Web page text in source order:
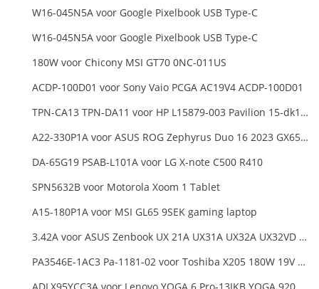
W16-045N5A voor Google Pixelbook USB Type-C
W16-045N5A voor Google Pixelbook USB Type-C
180W voor Chicony MSI GT70 0NC-011US
ACDP-100D01 voor Sony Vaio PCGA AC19V4 ACDP-100D01
TPN-CA13 TPN-DA11 voor HP L15879-003 Pavilion 15-dk1000
A22-330P1A voor ASUS ROG Zephyrus Duo 16 2023 GX650PY
DA-65G19 PSAB-L101A voor LG X-note C500 R410
SPN5632B voor Motorola Xoom 1 Tablet
A15-180P1A voor MSI GL65 9SEK gaming laptop
3.42A voor ASUS Zenbook UX 21A UX31A UX32A UX32VD Series Ultrabook Models
PA3546E-1AC3 Pa-1181-02 voor Toshiba X205 180W 19V 9.5A Laptop DC Charger Power Supply
ADLX95YCC3A voor Lenovo YOGA 6 Pro-13IKB YOGA 920